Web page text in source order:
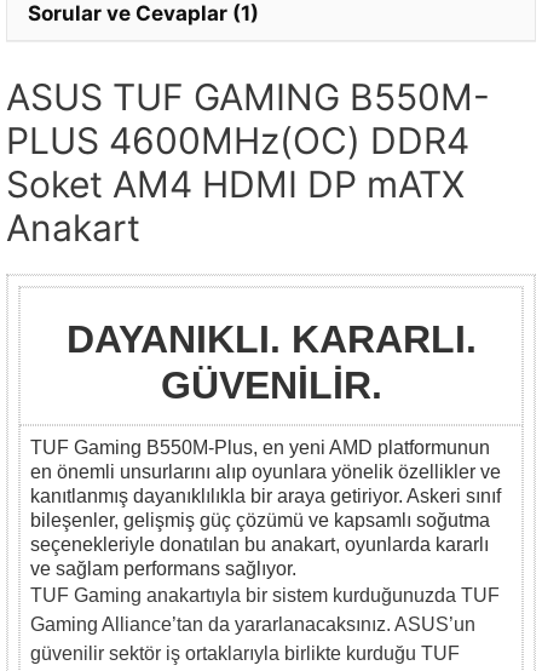
Sorular ve Cevaplar (1)
ASUS TUF GAMING B550M-
PLUS 4600MHz(OC) DDR4
Soket AM4 HDMI DP mATX
Anakart
DAYANIKLI. KARARLI.
GÜVENİLİR.
TUF Gaming B550M-Plus, en yeni AMD platformunun
en önemli unsurlarını alıp oyunlara yönelik özellikler ve
kanıtlanmış dayanıklılıkla bir araya getiriyor. Askeri sınıf
bileşenler, gelişmiş güç çözümü ve kapsamlı soğutma
seçenekleriyle donatılan bu anakart, oyunlarda kararlı
ve sağlam performans sağlıyor.
TUF Gaming anakartıyla bir sistem kurduğunuzda TUF
Gaming Alliance’tan da yararlanacaksınız. ASUS’un
güvenilir sektör iş ortaklarıyla birlikte kurduğu TUF